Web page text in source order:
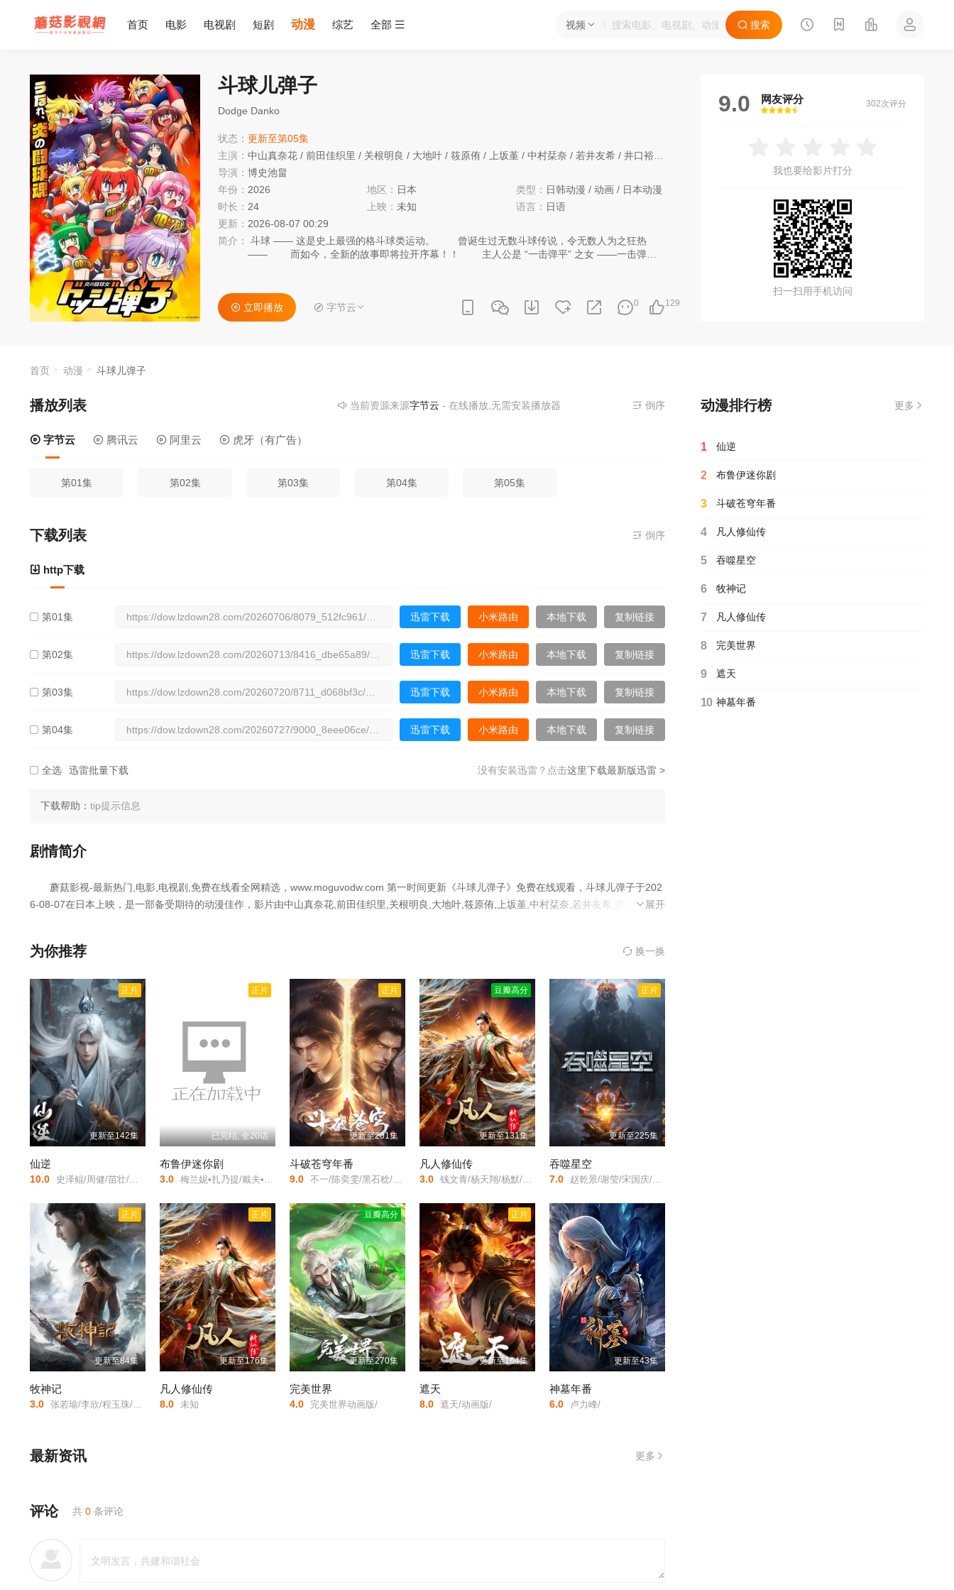
视频 搜索
首页 电影 电视剧 短剧 动漫 综艺 全部
斗球儿弹子
Dodge Danko
状态： 更新至第05集
主演： 中山真奈花 / 前田佳织里 / 关根明良 / 大地叶 / 筱原侑 / 上坂堇 / 中村栞奈 / 若井友希 / 井口裕香
导演： 博史池畠
年份： 2026 地区： 日本 类型： 日韩动漫 / 动画 / 日本动漫
时长： 24 上映： 未知 语言： 日语
更新： 2026-08-07 00:29
简介：
—— 而如今，全新的故事即将拉开序幕！！ 主人公是 “一击弹平” 之女 ——一击弹
129
0
立即播放 字节云
9.0 网友评分
很差
较差还行推荐力荐
302次评分
我也要给影片打分
扫一扫用手机访问
首页 动漫 斗球儿弹子
播放列表 当前资源来源字节云- 在线播放,无需安装播放器 倒序
字节云 腾讯云 阿里云 虎牙（有广告）
第01集 第02集 第03集 第04集 第05集
下载列表 倒序
http下载
第01集 迅雷下载 小米路由 本地下载 复制链接
第02集 迅雷下载 小米路由 本地下载 复制链接
第03集 迅雷下载 小米路由 本地下载 复制链接
第04集 迅雷下载 小米路由 本地下载 复制链接
第05集 小米路由 本地下载 复制链接
全选 迅雷批量下载 没有安装迅雷？点击这里下载最新版迅雷 >
下载帮助： tip提示信息
剧情简介
蘑菇影视-最新热门,电影,电视剧,免费在线看全网精选，www.moguvodw.com 第一时间更新《斗球儿弹子》免费在线观看，斗球儿弹子于202
6-08-07在日本上映，是一部备受期待的动漫佳作，影片由中山真奈花,前田佳织里,关根明良,大地叶,筱原侑,上坂堇,中村栞奈,若井友希,井口裕香,
视剧,免费在线看网，获取更多热门影视资源。
主人公是 “一击弹平” 之女 ——一击弹子。 将从父亲身上继承而来的炽热灵魂，在令和时代尽情绽放吧！！ 超元气 × 爽快解压 热血
沸腾、开怀大笑，或许还会微微落泪！？
展开
为你推荐 换一换
正片
更新至142集
仙逆
10.0 史泽鲲/周健/苗壮/黄玮/王敏纳/白雪岑/刘思岑/赵俊凌/任景行/张如麟/辰朔/张铎/
正片
已完结, 全20话
布鲁伊迷你剧
3.0 梅兰妮•扎乃提/戴夫•姆科马克/
正片
更新至201集
斗破苍穹年番
9.0 不一/陈奕雯/黑石稔/郭鸿博/v17-富贵/王宇航/赵洋/
豆瓣高分
更新至131集
凡人修仙传
3.0 钱文青/杨天翔/杨默/歪歪/谷江山/乔诗语/佟心竹/
正片
更新至225集
吞噬星空
7.0 赵乾景/谢莹/宋国庆/黄进则/张若瑜/
正片
更新至84集
牧神记
3.0 张若瑜/李欣/程玉珠/杜晴晴/虞晓旭/于凯隆/高嗣航/张恒/王宇航/刘宇轩/唐昊/
正片
更新至176集
凡人修仙传
8.0 未知
豆瓣高分
更新至270集
完美世界
4.0 完美世界动画版/
正片
更新至164集
遮天
8.0 遮天/动画版/
更新至43集
神墓年番
6.0 卢力峰/
最新资讯 更多
评论 共 0 条评论
动漫排行榜 更多
1 仙逆
2 布鲁伊迷你剧
3 斗破苍穹年番
4 凡人修仙传
5 吞噬星空
6 牧神记
7 凡人修仙传
8 完美世界
9 遮天
10 神墓年番